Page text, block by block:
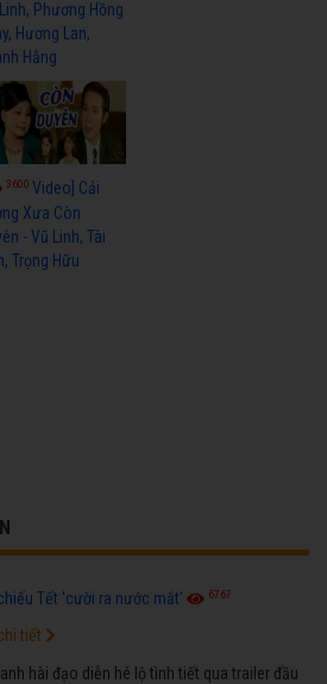
Phương Hồng
Hương Lan,
Hằng
3600Video] Cải
Xưa Còn
- Vũ Linh, Tài
Trọng Hữu
Tết 'cười ra nước mắt' 6767
hài đạo diễn hé lộ tình tiết qua trailer đầu
tiết